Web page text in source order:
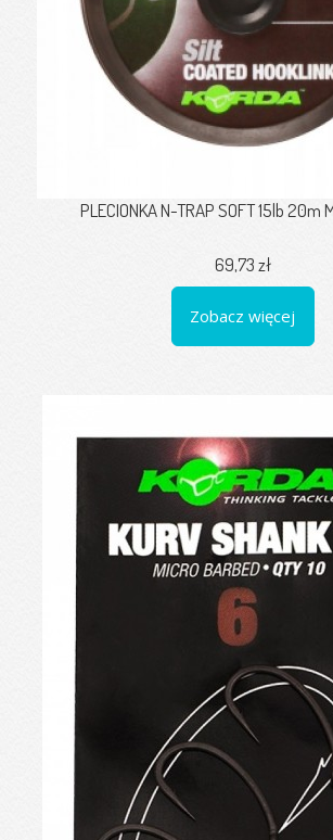
PLECIONKA N-TRAP SOFT 15lb 20m
69,73 zł
Zobacz więcej